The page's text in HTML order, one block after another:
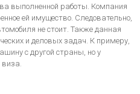
выполненной работы. Компания
ей имущество. Следовательно,
не стоит. Также данная
и деловых задач. К примеру,
с другой страны, но у